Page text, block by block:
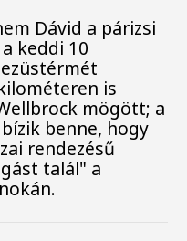
Dávid a párizsi
keddi 10
is
mögött; a
benne, hogy
rendezésű
talál" a